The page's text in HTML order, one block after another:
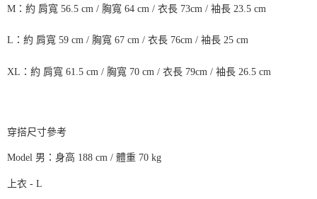
免運費
M：約 肩寬 56.5 cm / 胸寬 64 cm / 衣長 73cm / 袖長 23.5 cm
L：約 肩寬 59 cm / 胸寬 67 cm / 衣長 76cm / 袖長 25 cm
XL：約 肩寬 61.5 cm / 胸寬 70 cm / 衣長 79cm / 袖長 26.5 cm
穿搭尺寸參考
Model 男：身高 188 cm / 體重 70 kg
上衣 - L